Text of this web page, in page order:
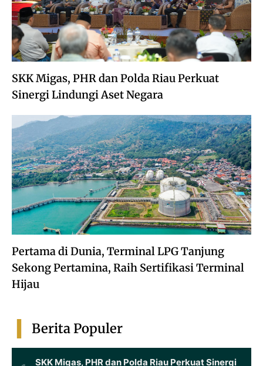
SKK Migas, PHR dan Polda Riau Perkuat
Sinergi Lindungi Aset Negara
Pertama di Dunia, Terminal LPG Tanjung
Sekong Pertamina, Raih Sertifikasi Terminal
Hijau
Berita Populer